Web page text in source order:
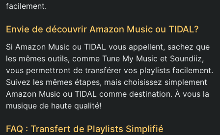
facilement.
Envie de découvrir Amazon Music ou TIDAL?
Si Amazon Music ou TIDAL vous appellent, sachez que
les mêmes outils, comme Tune My Music et Soundiiz,
vous permettront de transférer vos playlists facilement.
Suivez les mêmes étapes, mais choisissez simplement
Amazon Music ou TIDAL comme destination. À vous la
musique de haute qualité!
FAQ : Transfert de Playlists Simplifié